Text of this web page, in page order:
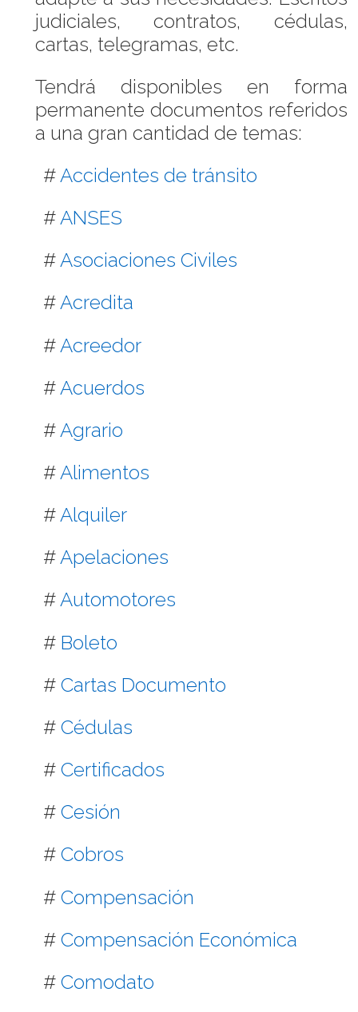
judiciales, contratos, cédulas,
cartas, telegramas, etc.
Tendrá disponibles en forma
permanente documentos referidos
a una gran cantidad de temas:
#Accidentes de tránsito
#ANSES
#Asociaciones Civiles
#Acredita
# Acreedor
# Acuerdos
#Agrario
#Alimentos
#Alquiler
#Apelaciones
#Automotores
# Boleto
# Cartas Documento
# Cédulas
# Certificados
# Cesión
# Cobros
# Compensación
# Compensación Económica
# Comodato